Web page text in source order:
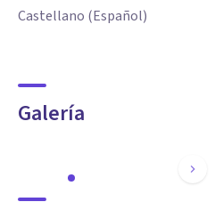
Castellano (Español)
Galería